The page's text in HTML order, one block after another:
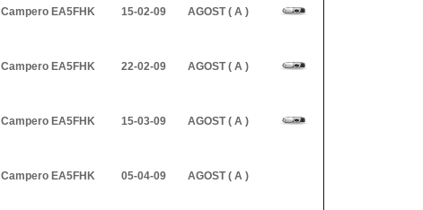
Campero EA5FHK 15-02-09 AGOST ( A )
Campero EA5FHK 22-02-09 AGOST ( A )
Campero EA5FHK 15-03-09 AGOST ( A )
Campero EA5FHK 05-04-09 AGOST ( A )